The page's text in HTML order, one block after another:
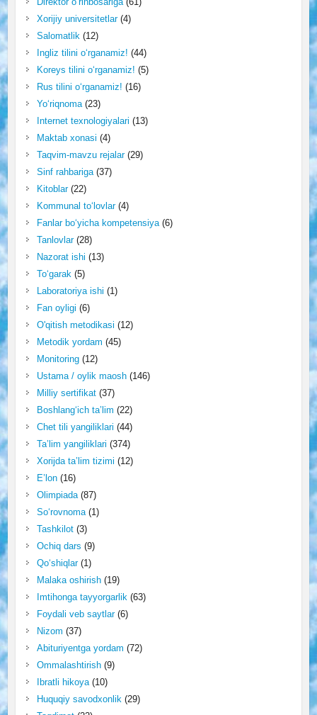
Xorijiy universitetlar(4)
Salomatlik(12)
Ingliz tilini o‘rganamiz! (44)
Koreys tilini o‘rganamiz! (5)
Rus tilini o‘rganamiz! (16)
Yo‘riqnoma(23)
Internet texnologiyalari (13)
Maktab xonasi (4)
Taqvim-mavzu rejalar(29)
Sinf rahbariga(37)
Kitoblar(22)
Kommunal to‘lovlar(4)
Fanlar bo‘yicha kompetensiya(6)
Tanlovlar(28)
Nazorat ishi (13)
To‘garak(5)
Laboratoriya ishi (1)
Fan oyligi (6)
O'qitish metodikasi (12)
Metodik yordam (45)
Monitoring(12)
Ustama / oylik maosh(146)
Milliy sertifikat(37)
Boshlang‘ich ta’lim (22)
Chet tili yangiliklari (44)
Ta’lim yangiliklari (374)
Xorijda ta’lim tizimi (12)
E’lon(16)
Olimpiada(87)
So‘rovnoma(1)
Tashkilot(3)
Ochiq dars (9)
Qo‘shiqlar(1)
Malaka oshirish(19)
Imtihonga tayyorgarlik(63)
Foydali veb saytlar(6)
Nizom (37)
Abituriyentga yordam (72)
Ommalashtirish(9)
Ibratli hikoya(10)
Huquqiy savodxonlik(29)